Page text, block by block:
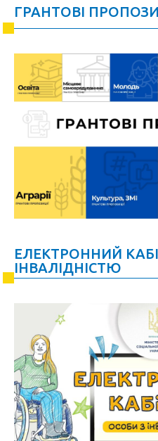
ГРАНТОВІ
ЕЛЕКТРОННИЙ
ІНВАЛІДНІСТЮ